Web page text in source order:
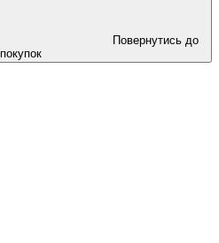
Повернутись до
покупок